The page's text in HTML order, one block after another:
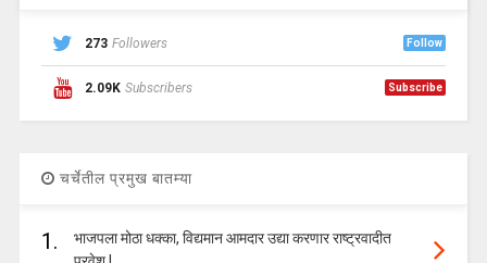
273 Followers Follow
2.09K Subscribers Subscribe
चर्चेतील प्रमुख बातम्या
1.
भाजपला मोठा धक्का, विद्यमान आमदार उद्या करणार राष्ट्रवादीत